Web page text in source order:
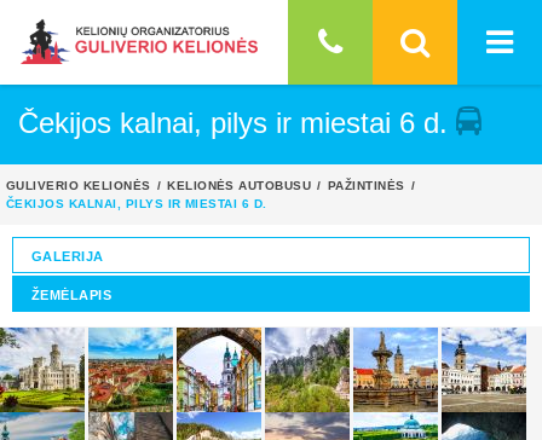
Čekijos kalnai, pilys ir miestai 6 d.
GULIVERIO KELIONĖS KELIONĖS AUTOBUSU
PAŽINTINĖS
ČEKIJOS KALNAI, PILYS IR MIESTAI 6 D.
GALERIJA
ŽEMĖLAPIS